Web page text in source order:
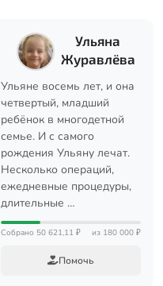
Ульяна
Журавлёва
Ульяне восемь лет, и она
четвертый, младший
ребёнок в многодетной
семье. И с самого
рождения Ульяну лечат.
Несколько операций,
ежедневные процедуры,
длительные …
Собрано 50 621,11 ₽ из 180 000 ₽
Помочь